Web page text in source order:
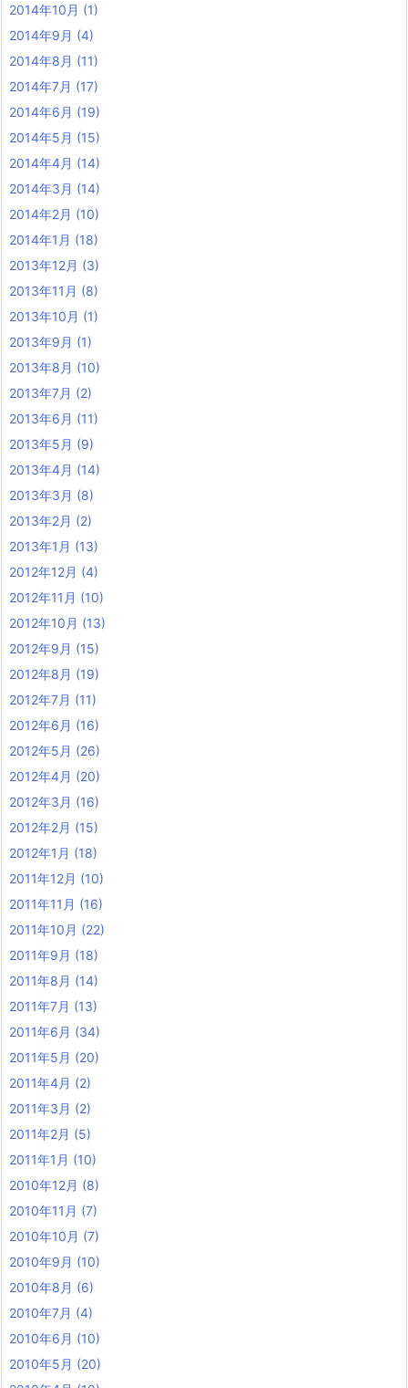
2014年10月 (1)
2014年9月 (4)
2014年8月 (11)
2014年7月 (17)
2014年6月 (19)
2014年5月 (15)
2014年4月 (14)
2014年3月 (14)
2014年2月 (10)
2014年1月 (18)
2013年12月 (3)
2013年11月 (8)
2013年10月 (1)
2013年9月 (1)
2013年8月 (10)
2013年7月 (2)
2013年6月 (11)
2013年5月 (9)
2013年4月 (14)
2013年3月 (8)
2013年2月 (2)
2013年1月 (13)
2012年12月 (4)
2012年11月 (10)
2012年10月 (13)
2012年9月 (15)
2012年8月 (19)
2012年7月 (11)
2012年6月 (16)
2012年5月 (26)
2012年4月 (20)
2012年3月 (16)
2012年2月 (15)
2012年1月 (18)
2011年12月 (10)
2011年11月 (16)
2011年10月 (22)
2011年9月 (18)
2011年8月 (14)
2011年7月 (13)
2011年6月 (34)
2011年5月 (20)
2011年4月 (2)
2011年3月 (2)
2011年2月 (5)
2011年1月 (10)
2010年12月 (8)
2010年11月 (7)
2010年10月 (7)
2010年9月 (10)
2010年8月 (6)
2010年7月 (4)
2010年6月 (10)
2010年5月 (20)